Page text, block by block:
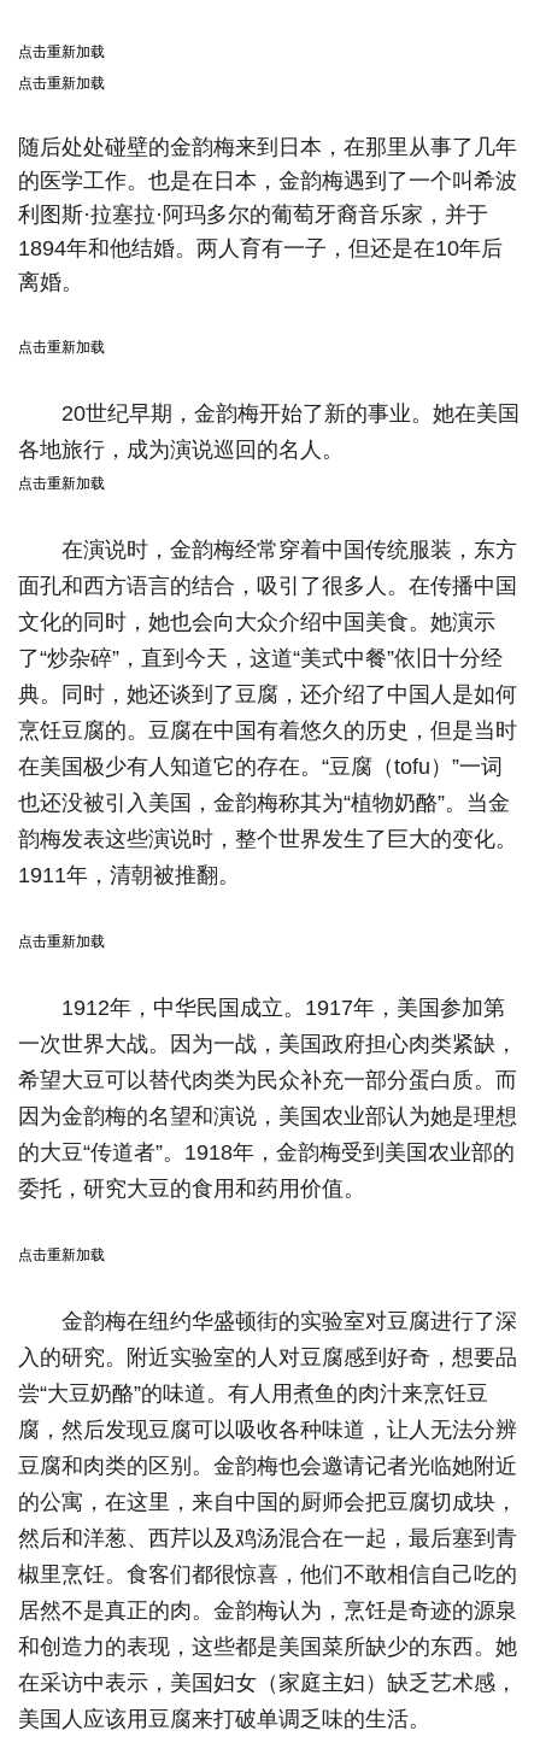
点击重新加载
点击重新加载
随后处处碰壁的金韵梅来到日本，在那里从事了几年
的医学工作。 也是在日本，金韵梅遇到了一个叫希波
利图斯·拉塞拉·阿玛多尔的葡萄牙裔音乐家，并于
1894年和他结婚。两人育有一子，但还是在10年后
离婚。
点击重新加载
20世纪早期，金韵梅开始了新的事业。她在美国
各地旅行，成为演说巡回的名人。
点击重新加载
在演说时，金韵梅经常穿着中国传统服装，东方
面孔和西方语言的结合，吸引了很多人。在传播中国
文化的同时，她也会向大众介绍中国美食。她演示
了“炒杂碎”，直到今天，这道“美式中餐”依旧十分经
典。同时，她还谈到了豆腐，还介绍了中国人是如何
烹饪豆腐的。豆腐在中国有着悠久的历史，但是当时
在美国极少有人知道它的存在。“豆腐（tofu）”一词
也还没被引入美国，金韵梅称其为“植物奶酪”。当金
韵梅发表这些演说时，整个世界发生了巨大的变化。
1911年，清朝被推翻。
点击重新加载
1912年，中华民国成立。1917年，美国参加第
一次世界大战。因为一战，美国政府担心肉类紧缺，
希望大豆可以替代肉类为民众补充一部分蛋白质。而
因为金韵梅的名望和演说，美国农业部认为她是理想
的大豆“传道者”。1918年，金韵梅受到美国农业部的
委托，研究大豆的食用和药用价值。
点击重新加载
金韵梅在纽约华盛顿街的实验室对豆腐进行了深
入的研究。附近实验室的人对豆腐感到好奇，想要品
尝“大豆奶酪”的味道。有人用煮鱼的肉汁来烹饪豆
腐，然后发现豆腐可以吸收各种味道，让人无法分辨
豆腐和肉类的区别。金韵梅也会邀请记者光临她附近
的公寓，在这里，来自中国的厨师会把豆腐切成块，
然后和洋葱、西芹以及鸡汤混合在一起，最后塞到青
椒里烹饪。食客们都很惊喜，他们不敢相信自己吃的
居然不是真正的肉。金韵梅认为，烹饪是奇迹的源泉
和创造力的表现，这些都是美国菜所缺少的东西。她
在采访中表示，美国妇女（家庭主妇）缺乏艺术感，
美国人应该用豆腐来打破单调乏味的生活。